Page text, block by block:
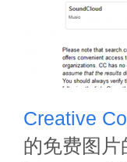
Creative
的免费图